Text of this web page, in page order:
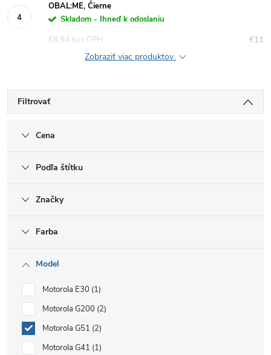
OBAL:ME, Čierne
Skladom - Ihneď k odoslaniu
€11
€8,94 bez DPH
Zobraziť viac produktov
Filtrovať
Cena
Podľa štítku
Značky
Farba
Model
Motorola E30 1
Motorola G200 2
Motorola G51 2
Motorola G41 1